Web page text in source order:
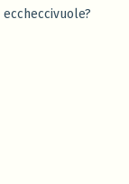
eccheccivuole?